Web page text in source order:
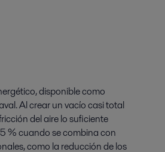
disponible como
Al crear un vacío casi total
del aire lo suficiente
% cuando se combina con
como la reducción de los